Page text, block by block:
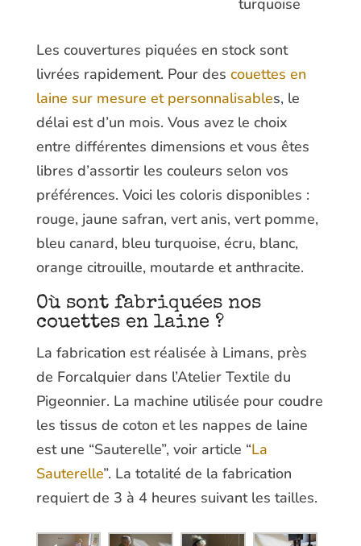
turquoise
Les couvertures piquées en stock sont
livrées rapidement. Pour des couettes en
laine sur mesure et personnalisables, le
délai est d’un mois. Vous avez le choix
entre différentes dimensions et vous êtes
libres d’assortir les couleurs selon vos
préférences. Voici les coloris disponibles :
rouge, jaune safran, vert anis, vert pomme,
bleu canard, bleu turquoise, écru, blanc,
orange citrouille, moutarde et anthracite.
Où sont fabriquées nos
couettes en laine ?
La fabrication est réalisée à Limans, près
de Forcalquier dans l’Atelier Textile du
Pigeonnier. La machine utilisée pour coudre
les tissus de coton et les nappes de laine
est une “Sauterelle”, voir article “La
Sauterelle”. La totalité de la fabrication
requiert de 3 à 4 heures suivant les tailles.